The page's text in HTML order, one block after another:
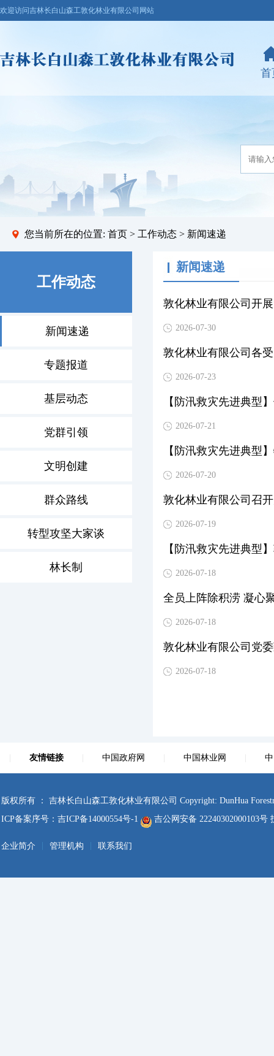
欢迎访问吉林长白山森工敦化林业有限公司网站
首
您当前所在的位置: 首页 > 工作动态 > 新闻速递
工作动态
新闻速递
专题报道
基层动态
党群引领
文明创建
群众路线
转型攻坚大家谈
林长制
新闻速递
敦化林业有限公司开
2026-07-30
敦化林业有限公司各
2026-07-23
【防汛救灾先进典型
2026-07-21
【防汛救灾先进典型
2026-07-20
敦化林业有限公司召
2026-07-19
【防汛救灾先进典型
2026-07-18
全员上阵除积涝 凝心
2026-07-18
敦化林业有限公司党
2026-07-18
友情链接 中国政府网 中国林业网
版权所有 ： 吉林长白山森工敦化林业有限公司 Copyright: DunHua
ICP备案序号： 吉ICP备14000554号-1 吉公网安备 22240302000103号
企业简介 管理机构 联系我们